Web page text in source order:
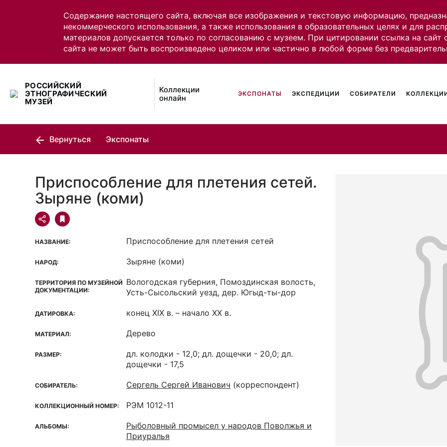
Содержание настоящего сайта, включая все изображения и текстовую информацию,
некоммерческого использования, а также использования в образовательных целях и для
материалов допускается только по согласованию с музеем. При цитировании ссылка на
сайта не может быть воспроизведено целиком или частично в любой форме без
РОССИЙСКИЙ
ЭТНОГРАФИЧЕСКИЙ
МУЗЕЙ
Коллекции
онлайн
ЭКСПОНАТЫ ЭКСПЕДИЦИИ СОБИРАТЕЛИ
Вернуться Экспонаты
Приспособление для плетения сетей.
Зыряне (коми)
НАЗВАНИЕ: Приспособление для плетения сетей
НАРОД: Зыряне (коми)
ТЕРРИТОРИЯ ПО МУЗЕЙНОЙ
ДОКУМЕНТАЦИИ:
Вологодская губерния, Помоздинская волость,
Усть-Сысольский уезд, дер. Югыд-ты-дор
ДАТИРОВКА: конец XIX в. – начало XX в.
МАТЕРИАЛ: Дерево
РАЗМЕР:
дл. колодки - 12,0; дл. дощечки - 20,0; дл.
дощечки - 17,5
СОБИРАТЕЛЬ: Сергель Сергей Иванович (корреспондент)
КОЛЛЕКЦИОННЫЙ НОМЕР: РЭМ 1012-11
АЛЬБОМЫ:
Рыболовный промысел у народов Поволжья и
Приуралья